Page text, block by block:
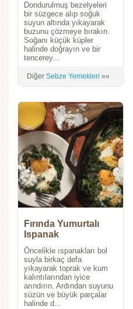
Dondurulmuş bezelyeleri
bir süzgece alıp soğuk
suyun altında yıkayarak
buzunu çözmeye bırakın.
Soğanı küçük küpler
halinde doğrayın ve bir
tencerey...
Diğer Sebze Yemekleri »»
Fırında Yumurtalı
Ispanak
Öncelikle ıspanakları bol
suyla birkaç defa
yıkayarak toprak ve kum
kalıntılarından iyice
arındırın. Ardından suyunu
süzün ve büyük parçalar
halinde d...